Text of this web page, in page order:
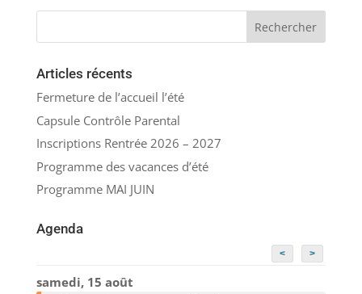
Articles récents
Fermeture de l’accueil l’été
Capsule Contrôle Parental
Inscriptions Rentrée 2026 – 2027
Programme des vacances d’été
Programme MAI JUIN
Agenda
< >
samedi, 15 août